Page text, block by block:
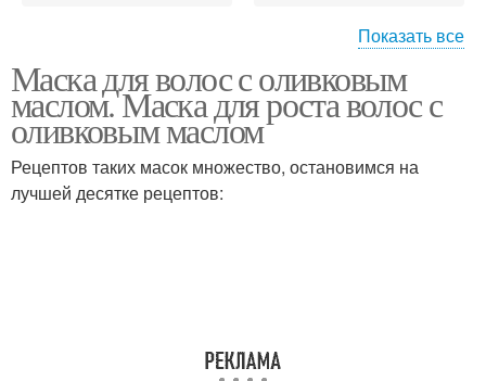
Оливковые маски
маслом
Масло для лечения
Показать все
Маска для волос с оливковым
маслом. Маска для роста волос с
оливковым маслом
Рецептов таких масок множество, остановимся на
лучшей десятке рецептов: